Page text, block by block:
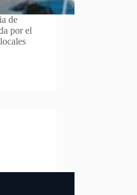
de
por el